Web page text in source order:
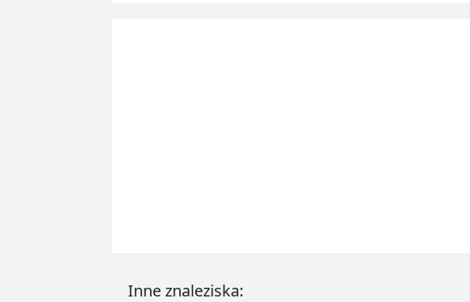
Inne znaleziska: